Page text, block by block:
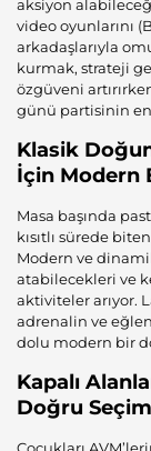
aksiyon
video oyunlarını
arkadaşlarıyla
kurmak, strateji
özgüveni
günü partisinin
Klasik
İçin Modern
Masa başında
kısıtlı sürede
Modern ve
atabilecekleri ve
aktiviteler arıyor.
adrenalin ve
dolu modern bir
Kapalı
Doğru